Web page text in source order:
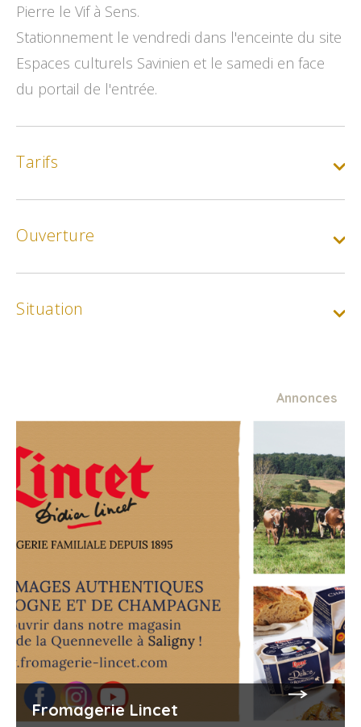
Pierre le Vif à Sens.
Stationnement le vendredi dans l'enceinte du site
Espaces culturels Savinien et le samedi en face
du portail de l'entrée.
Tarifs
Gratuit :
Ouverture
Situation
Annonces
Fromagerie Lincet